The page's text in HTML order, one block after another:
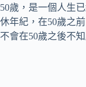
50歲，是一個人生
休年紀，在50歲之
不會在50歲之後不知